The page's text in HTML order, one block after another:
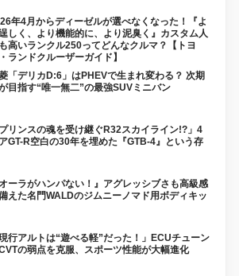
年4月からディーゼルが選べなくなった！『よ
しく、より機能的に、より泥臭く』カスタム人
高いランクル250ってどんなクルマ？【トヨ
ランドクルーザーガイド】
「デリカD:6」はPHEVで生まれ変わる？ 次期
目指す“唯一無二”の最強SUVミニバン
プリンスの魂を受け継ぐR32スカイライン!?」4
アGT-R空白の30年を埋めた『GTB-4』という存
オーラがハンパない！』アグレッシブさも高級感
えた名門WALDのジムニーノマド用ボディキッ
現行アルトは“遊べる軽”だった！」ECUチューン
の弱点を克服、スポーツ性能が大幅進化